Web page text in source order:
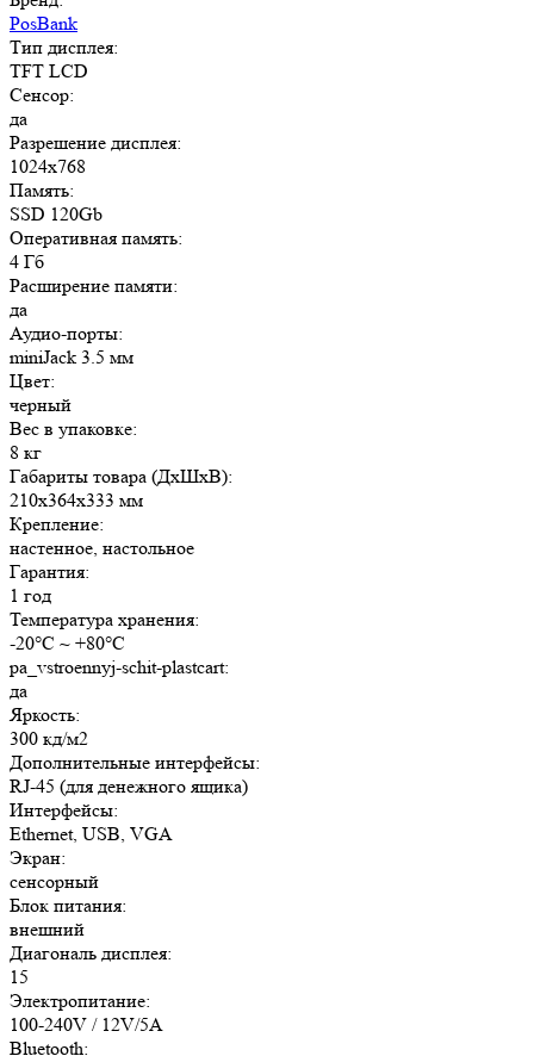
PosBank
Тип дисплея:
TFT LCD
Сенсор:
да
Разрешение дисплея:
1024x768
Память:
SSD 120Gb
Оперативная память:
4 Гб
Расширение памяти:
да
Аудио-порты:
miniJack 3.5 мм
Цвет:
черный
Вес в упаковке:
8 кг
Габариты товара (ДxШxВ):
210x364x333 мм
Крепление:
настенное, настольное
Гарантия:
1 год
Температура хранения:
-20°C ~ +80°C
pa_vstroennyj-schit-plastcart:
да
Яркость:
300 кд/м2
Дополнительные интерфейсы:
RJ-45 (для денежного ящика)
Интерфейсы:
Ethernet, USB, VGA
Экран:
сенсорный
Блок питания:
внешний
Диагональ дисплея:
15
Электропитание:
100-240V / 12V/5A
Bluetooth: